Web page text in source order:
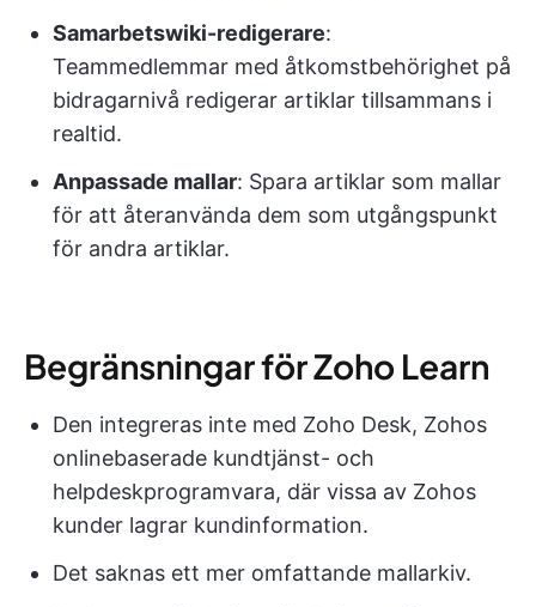
Samarbetswiki-redigerare:
Teammedlemmar med åtkomstbehörighet på
bidragarnivå redigerar artiklar tillsammans i
realtid.
Anpassade mallar: Spara artiklar som mallar
för att återanvända dem som utgångspunkt
för andra artiklar.
Begränsningar för Zoho Learn
Den integreras inte med Zoho Desk, Zohos
onlinebaserade kundtjänst- och
helpdeskprogramvara, där vissa av Zohos
kunder lagrar kundinformation.
Det saknas ett mer omfattande mallarkiv.